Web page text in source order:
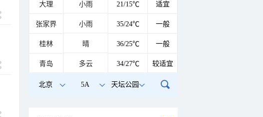
大理 小雨 21/15℃ 适宜
张家界 小雨 35/24℃ 一般
桂林 晴 36/25℃ 一般
青岛 多云 34/27℃ 较适宜
北京 5A 天坛公园